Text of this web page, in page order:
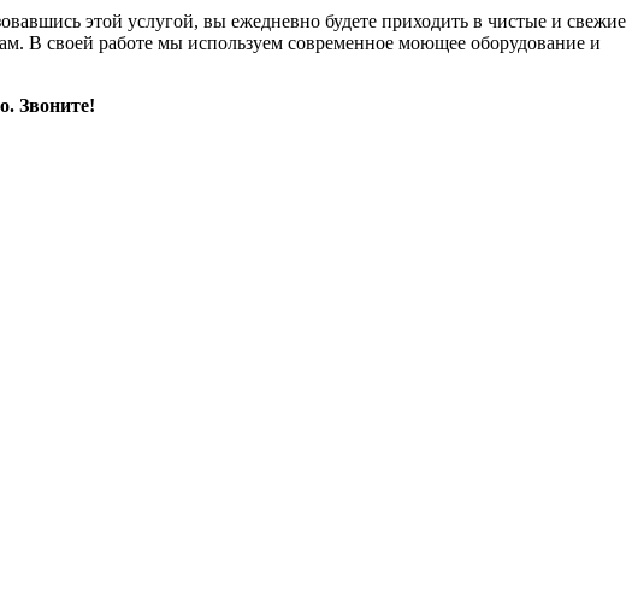
этой услугой, вы ежедневно будете приходить в чистые и свежие
В своей работе мы используем современное моющее оборудование и
Звоните!